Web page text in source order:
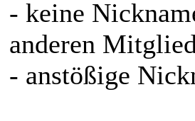
- keine
anderen
- anstößige